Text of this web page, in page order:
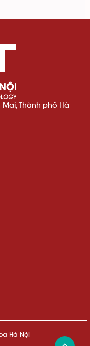
Thành phố Hà
Hà Nội